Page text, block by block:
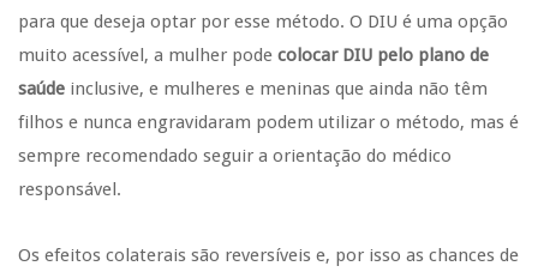
para que deseja optar por esse método. O DIU é uma opção
muito acessível, a mulher pode colocar DIU pelo plano de
saúde inclusive, e mulheres e meninas que ainda não têm
filhos e nunca engravidaram podem utilizar o método, mas é
sempre recomendado seguir a orientação do médico
responsável.
Os efeitos colaterais são reversíveis e, por isso as chances de